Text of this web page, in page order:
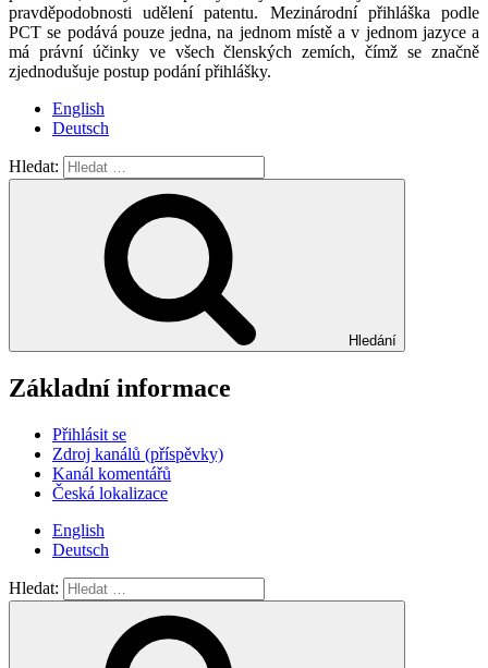
pravděpodobnosti udělení patentu. Mezinárodní přihláška podle
PCT se podává pouze jedna, na jednom místě a v jednom jazyce a
má právní účinky ve všech členských zemích, čímž se značně
zjednodušuje postup podání přihlášky.
English
Deutsch
Hledat:
Hledání
Základní informace
Přihlásit se
Zdroj kanálů (příspěvky)
Kanál komentářů
Česká lokalizace
English
Deutsch
Hledat: